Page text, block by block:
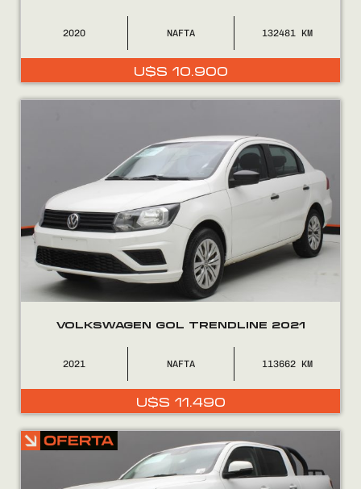
2020 NAFTA 132481
U$S 10.900
VOLKSWAGEN GOL TRENDLINE 2021
2021 NAFTA 113662
U$S 11.490